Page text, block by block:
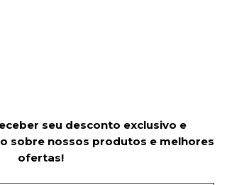
seu desconto exclusivo e
sobre nossos produtos e melhores
ofertas!